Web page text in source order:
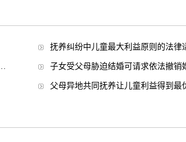
抚养纠纷中儿童最大利益原则的法律
子女受父母胁迫结婚可请求依法撤销
父母异地共同抚养让儿童利益得到最